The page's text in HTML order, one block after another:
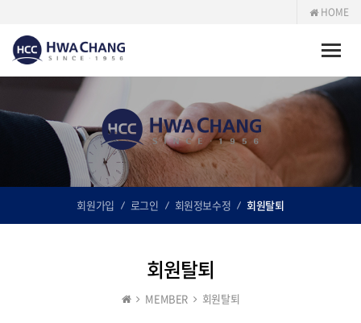
HOME
Toggle
회원가입 로그인 회원정보수정 회원탈퇴
회원탈퇴
MEMBER 회원탈퇴